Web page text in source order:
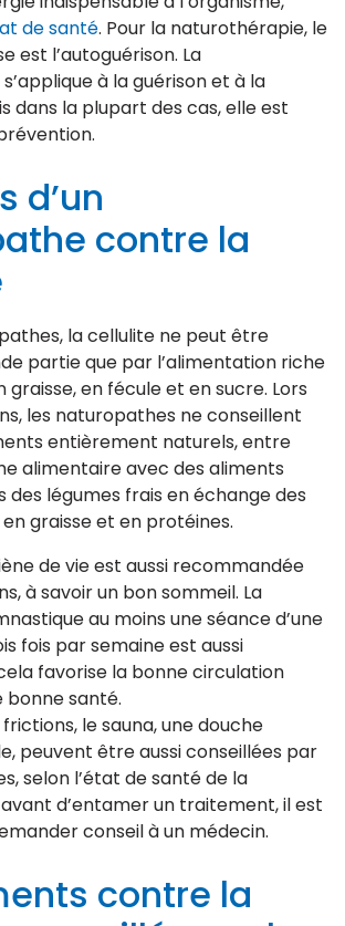
de santé. Pour la naturothérapie, le
est l’autoguérison. La
à la guérison et à la
dans la plupart des cas, elle est
d’un
contre la
la cellulite ne peut être
partie que par l’alimentation riche
graisse, en fécule et en sucre. Lors
les naturopathes ne conseillent
entièrement naturels, entre
alimentaire avec des aliments
des légumes frais en échange des
graisse et en protéines.
de vie est aussi recommandée
à savoir un bon sommeil. La
au moins une séance d’une
fois par semaine est aussi
favorise la bonne circulation
bonne santé.
le sauna, une douche
peuvent être aussi conseillées par
selon l’état de santé de la
d’entamer un traitement, il est
conseil à un médecin.
contre la